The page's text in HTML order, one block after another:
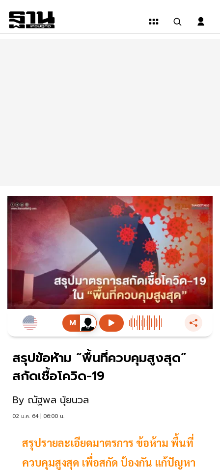
สรุปข้อห้าม “พื้นที่ควบคุมสูงสุด”
สกัดเชื้อโควิด-19
By ณัฐพล นุ้ยนวล
02 ม.ค. 64 | 06:00 น.
สรุปรายละเอียดมาตรการ ข้อห้าม พื้นที่
ควบคุมสูงสุด เพื่อสกัด ป้องกัน แก้ปัญหา